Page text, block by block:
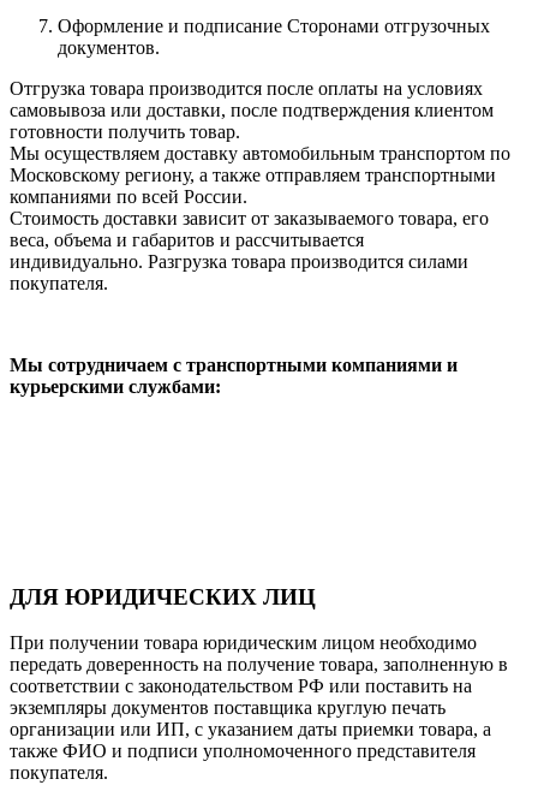
Оформление и подписание Сторонами отгрузочных
документов.
Отгрузка товара производится после оплаты на условиях
самовывоза или доставки, после подтверждения клиентом
готовности получить товар.
Мы осуществляем доставку автомобильным транспортом по
Московскому региону, а также отправляем транспортными
компаниями по всей России.
Стоимость доставки зависит от заказываемого товара, его
веса, объема и габаритов и рассчитывается
индивидуально. Разгрузка товара производится силами
покупателя.
Мы сотрудничаем с транспортными компаниями и
курьерскими службами:
ДЛЯ ЮРИДИЧЕСКИХ ЛИЦ
При получении товара юридическим лицом необходимо
передать доверенность на получение товара, заполненную в
соответствии с законодательством РФ или поставить на
экземпляры документов поставщика круглую печать
организации или ИП, с указанием даты приемки товара, а
также ФИО и подписи уполномоченного представителя
покупателя.